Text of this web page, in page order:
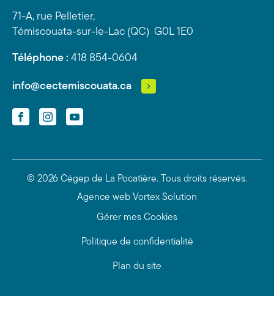
71-A, rue Pelletier,
Témiscouata-sur-le-Lac (QC) G0L 1E0
Téléphone : 418 854-0604
info@cectemiscouata.ca
FacebookInstagramYouTube
© 2026 Cégep de La Pocatière.
Tous droits réservés.
Agence web Vortex Solution
Gérer mes Cookies
Politique de confidentialité
Plan du site